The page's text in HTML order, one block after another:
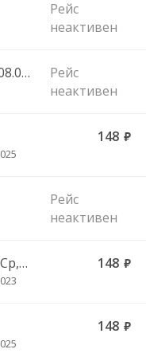
Рейс
неактивен
01.05, 08.05, 09.05, 12.06, 06.11, 04.11
Рейс
неактивен
148 руб.
Рейс
неактивен
Пн,Вт,Ср,Чт,Пт 148 руб.
148 руб.